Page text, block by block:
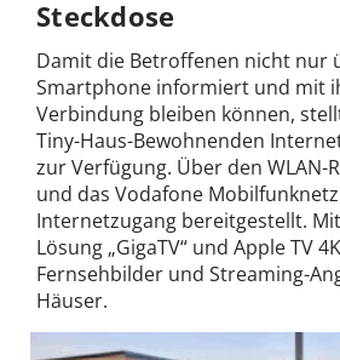
Steckdose
Damit die Betroffenen nicht nur
Smartphone informiert und mit
Verbindung bleiben können,
Tiny-Haus-Bewohnenden
zur Verfügung. Über den WLAN-
und das Vodafone
Internetzugang bereitgestellt.
Lösung „GigaTV“ und Apple TV
Fernsehbilder und Streaming-
Häuser.